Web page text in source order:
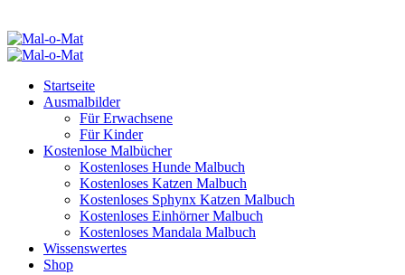
Startseite
Ausmalbilder
Für Erwachsene
Für Kinder
Kostenlose Malbücher
Kostenloses Hunde Malbuch
Kostenloses Katzen Malbuch
Kostenloses Sphynx Katzen Malbuch
Kostenloses Einhörner Malbuch
Kostenloses Mandala Malbuch
Wissenswertes
Shop